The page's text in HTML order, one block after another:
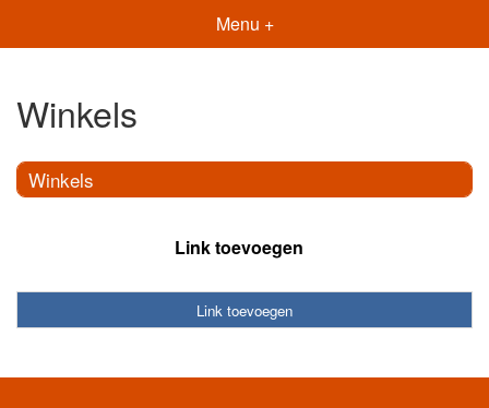
Menu +
Winkels
Winkels
Link toevoegen
Link toevoegen